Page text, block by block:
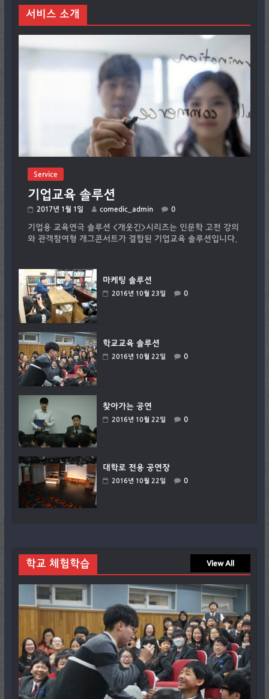
서비스 소개
Service
기업교육 솔루션
2017년 1월 1일 comedic_admin 0
기업용 교육연극 솔루션 <개웃긴>시리즈는 인문학 고전 강의
와 관객참여형 개그콘서트가 결합된 기업교육 솔루션입니다.
마케팅 솔루션
2016년 10월 23일 0
학교교육 솔루션
2016년 10월 22일 0
찾아가는 공연
2016년 10월 22일 0
대학로 전용 공연장
2016년 10월 22일 0
학교 체험학습 View All